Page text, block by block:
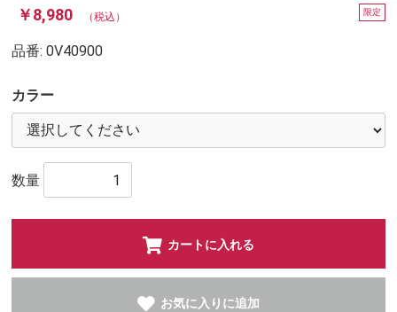
￥8,980 （税込） 限定
品番:0V40900
カラー
数量
カートに入れる
お気に入りに追加